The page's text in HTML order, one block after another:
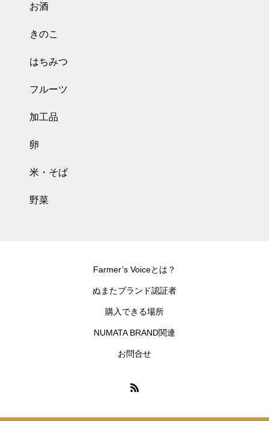
お酒
きのこ
はちみつ
フルーツ
加工品
卵
米・そば
野菜
Farmer’s Voiceとは？
ぬまたブランド認証者
購入できる場所
NUMATA BRAND関連
お問合せ